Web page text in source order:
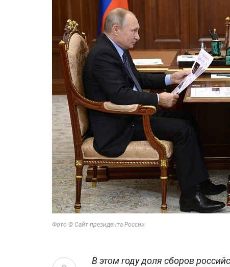
Фото © Сайт президента России
В этом году доля сборов